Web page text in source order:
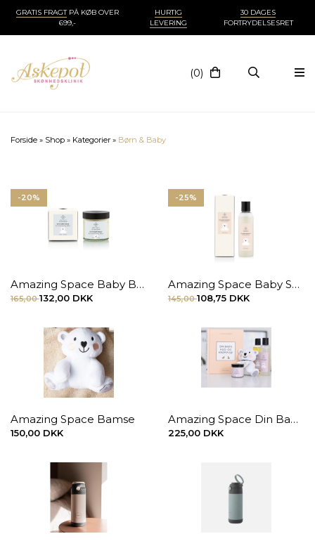
GRATIS FRAGTPÅ KØB OVER
699,-
HURTIG
LEVERING
30 DAGES
FORTRYDELSESRET
(0)
Forside » Shop » Kategorier » Børn & Baby
-20%
Amazing Space Baby Balm 60 ml.
165,00132,00 DKK
-25%
Amazing Space Baby Shampoo 200 ml.
145,00108,75 DKK
Amazing Space Bamse
150,00 DKK
Amazing Space Din Babys Hud- og Kropspleje Bog
225,00 DKK